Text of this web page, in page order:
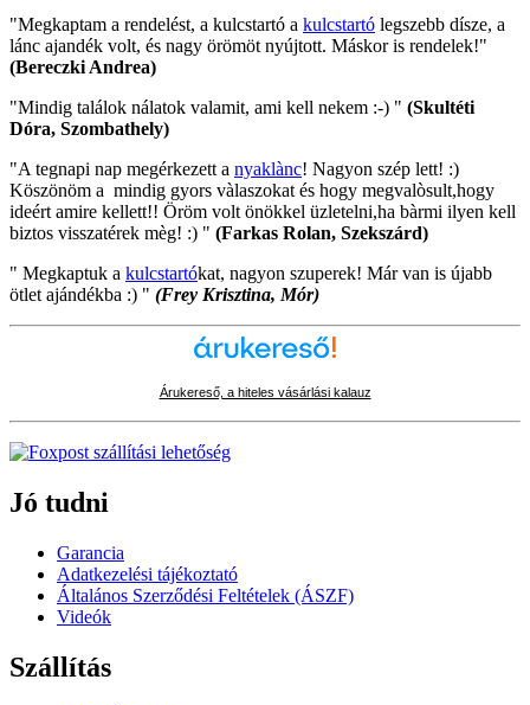
"Megkaptam a rendelést, a kulcstartó a kulcstartó legszebb dísze, a
lánc ajandék volt, és nagy örömöt nyújtott. Máskor is rendelek!"
(Bereczki Andrea)
"Mindig találok nálatok valamit, ami kell nekem :-) " (Skultéti
Dóra, Szombathely)
"A tegnapi nap megérkezett a nyaklànc! Nagyon szép lett! :)
Köszönöm a mindig gyors vàlaszokat és hogy megvalòsult,hogy
ideért amire kellett!! Öröm volt önökkel üzletelni,ha bàrmi ilyen kell
biztos visszatérek mèg! :) " (Farkas Rolan, Szekszárd)
" Megkaptuk a kulcstartókat, nagyon szuperek! Már van is újabb
ötlet ajándékba :) " (Frey Krisztina, Mór)
Árukereső, a hiteles vásárlási kalauz
Jó tudni
Garancia
Adatkezelési tájékoztató
Általános Szerződési Feltételek (ÁSZF)
Videók
Szállítás